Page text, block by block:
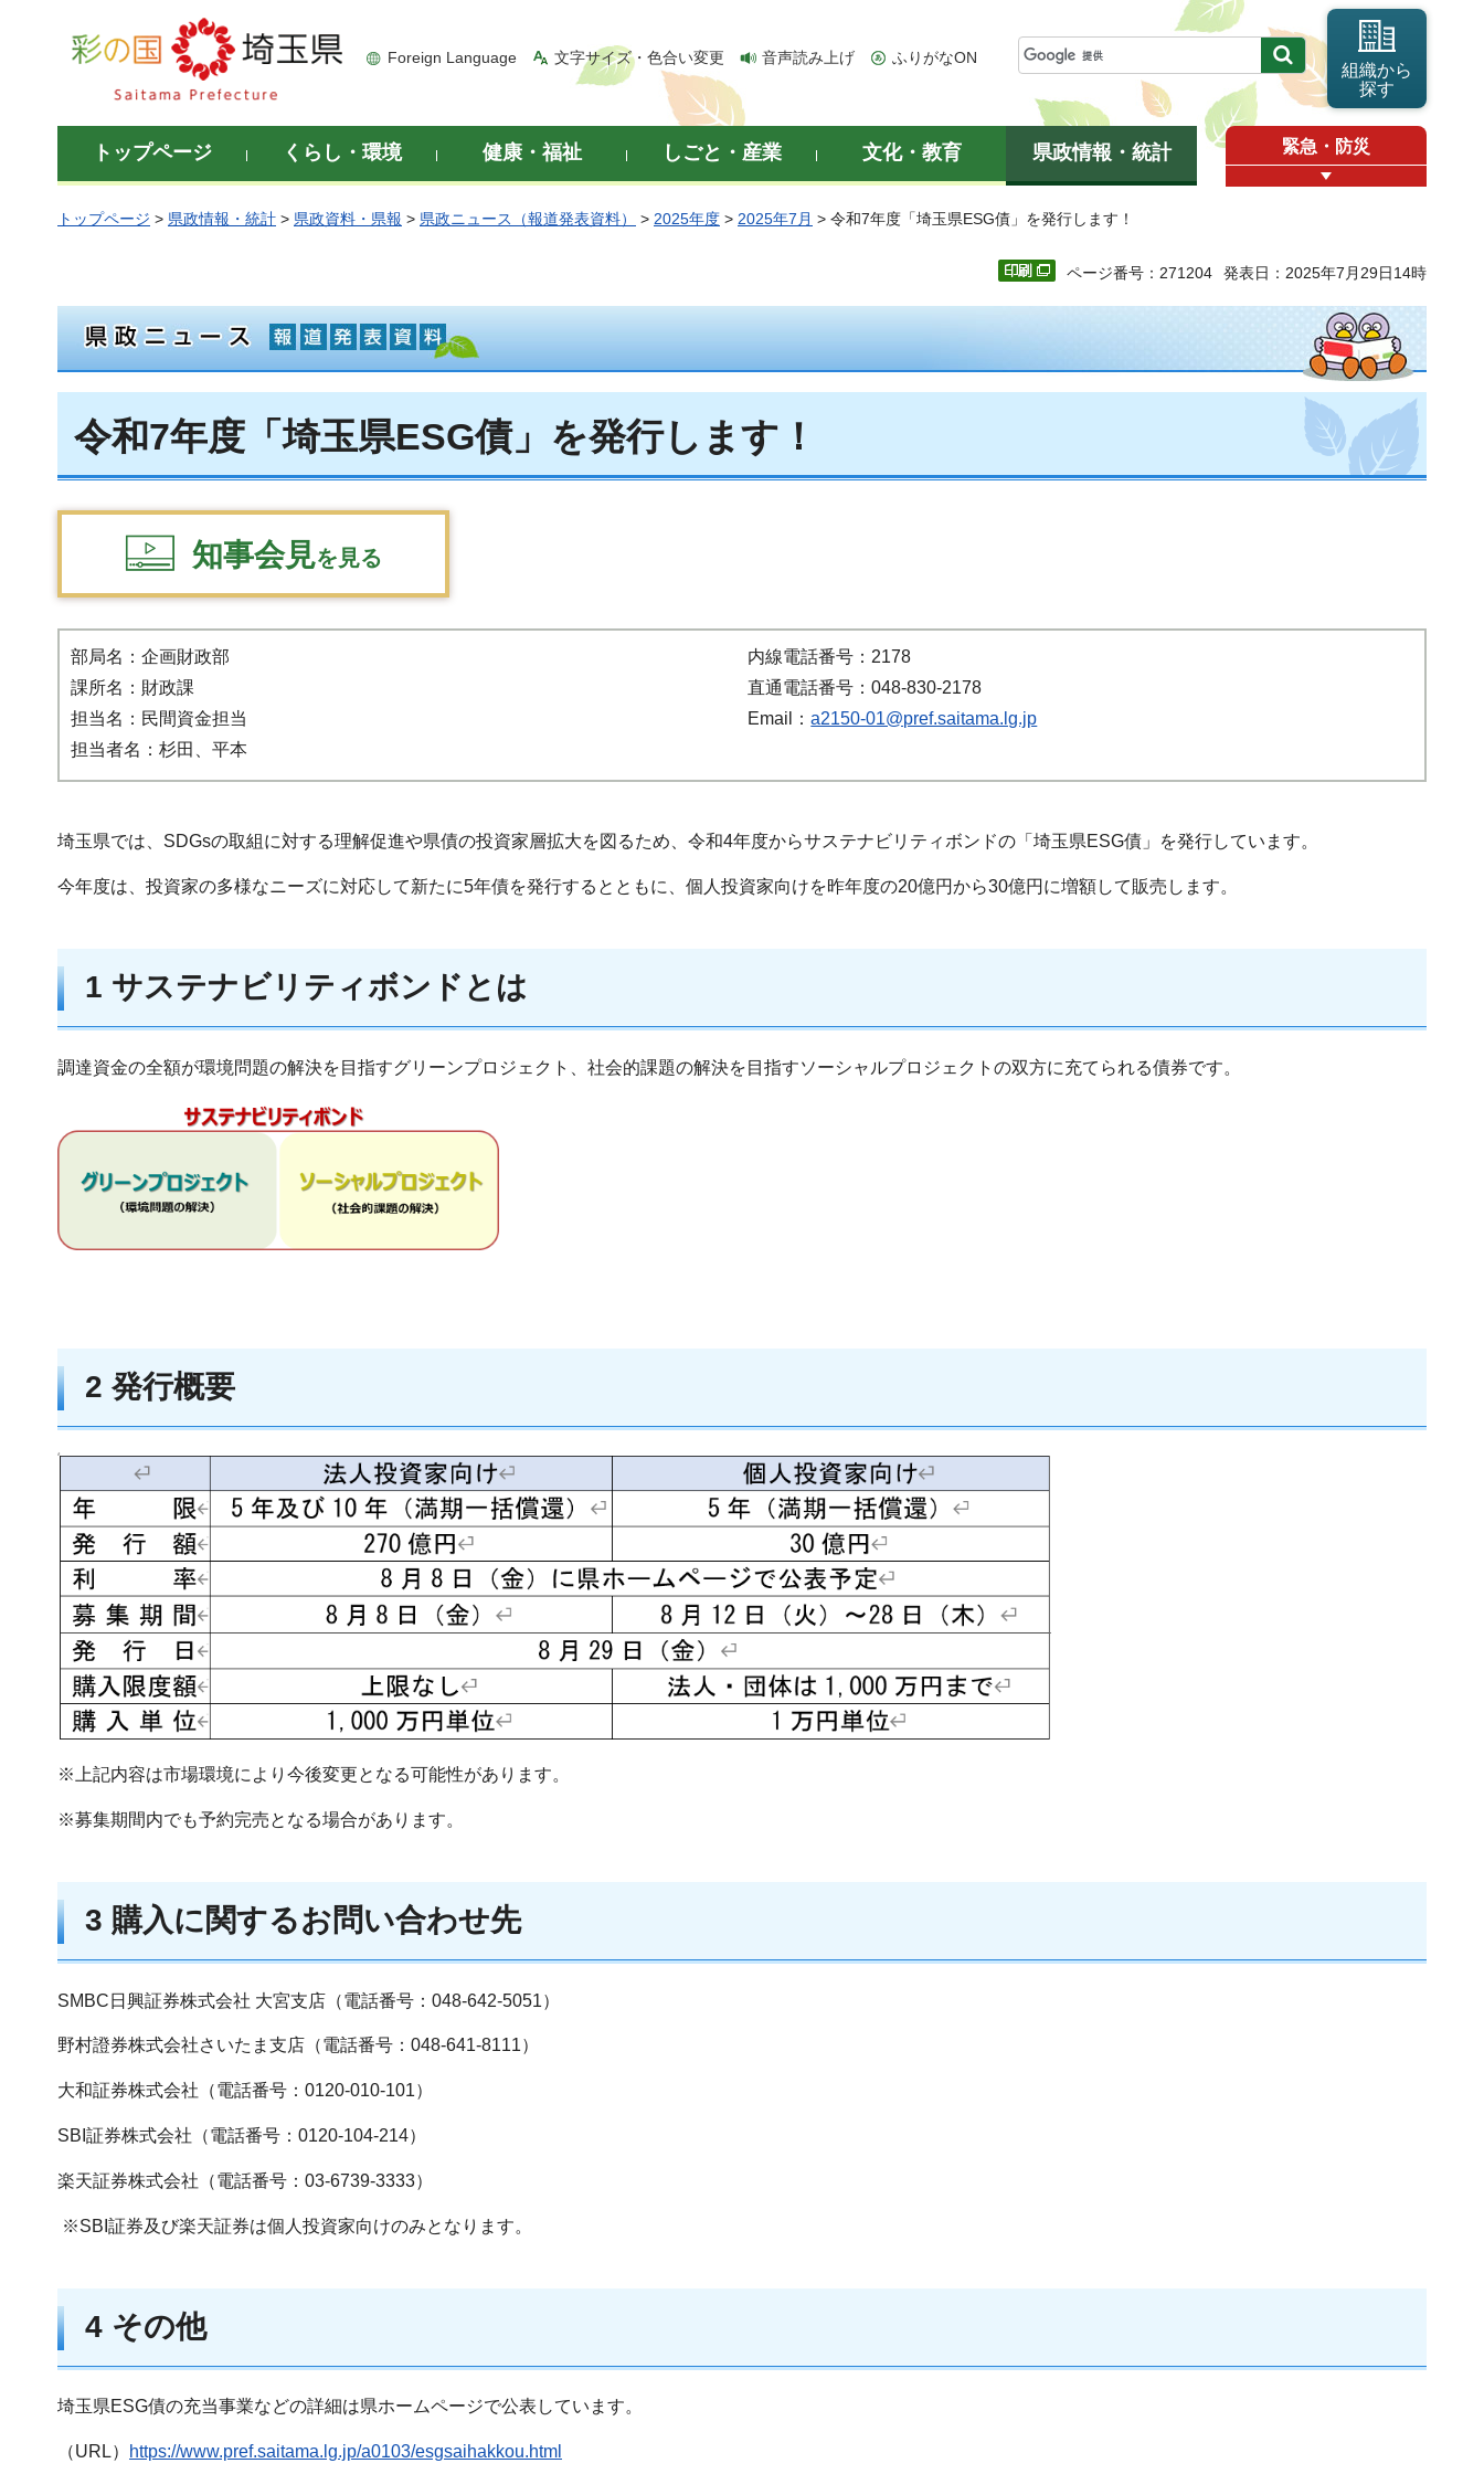
彩の国 埼玉県
Foreign Language 文字サイズ・色合い変更 音声読み上げ ふりがなON
組織から
探す
トップページ くらし・環境 健康・福祉 しごと・産業 文化・教育 県政情報・統計 緊急・防災
トップページ > 県政情報・統計 > 県政資料・県報 > 県政ニュース（報道発表資料） > 2025年度 > 2025年7月 > 令和7年度「埼玉県ESG債」を発行します！
ページ番号：271204 発表日：2025年7月29日14時
令和7年度「埼玉県ESG債」を発行します！
知事会見を見る
部局名：企画財政部
課所名：財政課
担当名：民間資金担当
担当者名：杉田、平本
内線電話番号：2178
直通電話番号：048-830-2178
Email：a2150-01@pref.saitama.lg.jp
埼玉県では、SDGsの取組に対する理解促進や県債の投資家層拡大を図るため、令和4年度からサステナビリティボンドの「埼玉県ESG債」を発行しています。
今年度は、投資家の多様なニーズに対応して新たに5年債を発行するとともに、個人投資家向けを昨年度の20億円から30億円に増額して販売します。
1 サステナビリティボンドとは
調達資金の全額が環境問題の解決を目指すグリーンプロジェクト、社会的課題の解決を目指すソーシャルプロジェクトの双方に充てられる債券です。
2 発行概要
※上記内容は市場環境により今後変更となる可能性があります。
※募集期間内でも予約完売となる場合があります。
3 購入に関するお問い合わせ先
SMBC日興証券株式会社 大宮支店（電話番号：048-642-5051）
野村證券株式会社さいたま支店（電話番号：048-641-8111）
大和証券株式会社（電話番号：0120-010-101）
SBI証券株式会社（電話番号：0120-104-214）
楽天証券株式会社（電話番号：03-6739-3333）
※SBI証券及び楽天証券は個人投資家向けのみとなります。
4 その他
埼玉県ESG債の充当事業などの詳細は県ホームページで公表しています。
（URL） https://www.pref.saitama.lg.jp/a0103/esgsaihakkou.html